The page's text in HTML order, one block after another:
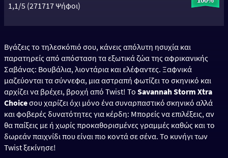
1,1/5 (271717 Ψήφοι)
Βγάζεις το τηλεσκόπιό σου, κάνεις απόλυτη ησυχία και
παρατηρείς από απόσταση τα εξωτικά ζώα της αφρικανικής
Σαβάνας: Βουβάλια, λιοντάρια και ελέφαντες. Ξαφνικά
μαζεύονται τα σύννεφα, μια αστραπή φωτίζει το σκηνικό και
αρχίζει να βρέχει, βροχή από Twist! To Savannah Storm Xtra
Choiceσου χαρίζει όχι μόνο ένα συναρπαστικό σκηνικό αλλά
και φοβερές δυνατότητες για κέρδη: Μπορείς να επιλέξεις, αν
θα παίξεις με ή χωρίς προκαθορισμένες γραμμές καθώς και το
δωρεάν παιχνίδι που είναι πιο κοντά σε σένα. Το κυνήγι των
Twist ξεκίνησε!